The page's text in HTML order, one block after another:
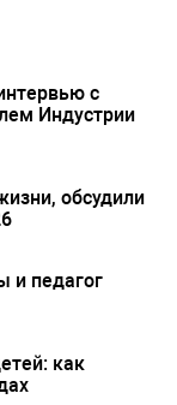
с
Индустрии
обсудили
и педагог
как